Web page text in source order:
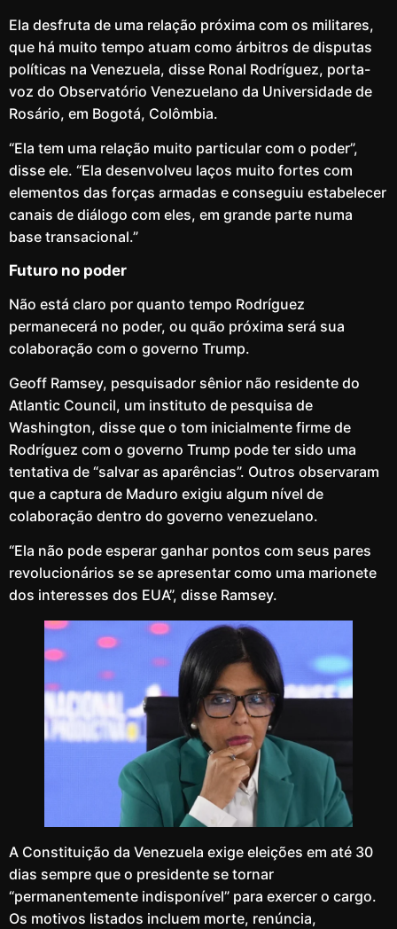
Ela desfruta de uma relação próxima com os militares,
que há muito tempo atuam como árbitros de disputas
políticas na Venezuela, disse Ronal Rodríguez, porta-
voz do Observatório Venezuelano da Universidade de
Rosário, em Bogotá, Colômbia.
“Ela tem uma relação muito particular com o poder”,
disse ele. “Ela desenvolveu laços muito fortes com
elementos das forças armadas e conseguiu estabelecer
canais de diálogo com eles, em grande parte numa
base transacional.”
Futuro no poder
Não está claro por quanto tempo Rodríguez
permanecerá no poder, ou quão próxima será sua
colaboração com o governo Trump.
Geoff Ramsey, pesquisador sênior não residente do
Atlantic Council, um instituto de pesquisa de
Washington, disse que o tom inicialmente firme de
Rodríguez com o governo Trump pode ter sido uma
tentativa de “salvar as aparências”. Outros observaram
que a captura de Maduro exigiu algum nível de
colaboração dentro do governo venezuelano.
“Ela não pode esperar ganhar pontos com seus pares
revolucionários se se apresentar como uma marionete
dos interesses dos EUA”, disse Ramsey.
A Constituição da Venezuela exige eleições em até 30
dias sempre que o presidente se tornar
“permanentemente indisponível” para exercer o cargo.
Os motivos listados incluem morte, renúncia,